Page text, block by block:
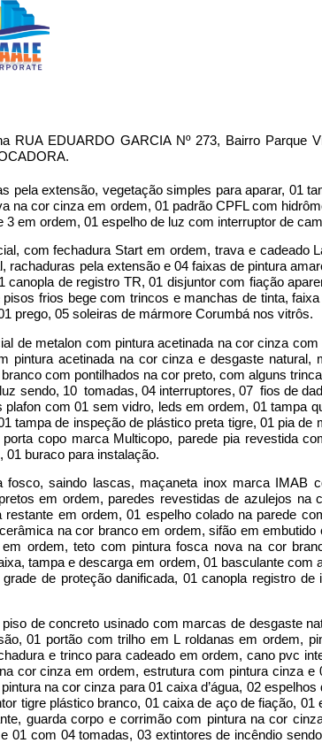
RUA EDUARDO GARCIA Nº 273, Bairro Parque
pela extensão, vegetação simples para aparar, 01
na cor cinza em ordem, 01 padrão CPFL com
em ordem, 01 espelho de luz com interruptor de
com fechadura Start em ordem, trava e cadeado
pela extensão e 04 faixas de pintura
de registro TR, 01 disjuntor com fiação
frios bege com trincos e manchas de tinta,
prego, 05 soleiras de mármore Corumbá nos vitrôs.
de metalon com pintura acetinada na cor cinza com
acetinada na cor cinza e desgaste natural,
com pontilhados na cor preto, com alguns
sendo, 10 tomadas, 04 interruptores, 07 fios de
com 01 sem vidro, leds em ordem, 01 tampa
tampa de inspeção de plástico preta tigre, 01 pia de
copo marca Multicopo, parede pia revestida
buraco para instalação.
saindo lascas, maçaneta inox marca IMAB
em ordem, paredes revestidas de azulejos na
em ordem, 01 espelho colado na parede
na cor branco em ordem, sifão em embutido
ordem, teto com pintura fosca nova na cor
tampa e descarga em ordem, 01 basculante com
de proteção danificada, 01 canopla registro
de concreto usinado com marcas de desgaste
01 portão com trilho em L roldanas em ordem,
e trinco para cadeado em ordem, cano pvc
cor cinza em ordem, estrutura com pintura cinza e
na cor cinza para 01 caixa d’água, 02
tigre plástico branco, 01 caixa de aço de fiação, 01
guarda corpo e corrimão com pintura na cor
com 04 tomadas, 03 extintores de incêndio